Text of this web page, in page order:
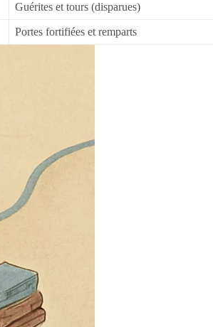
Guérites et tours (disparues)
Portes fortifiées et remparts